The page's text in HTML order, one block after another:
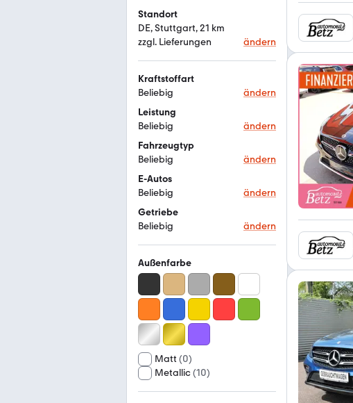
Standort
DE, Stuttgart, 21 km
zzgl. Lieferungen
ändern
Kraftstoffart
Beliebig
ändern
Leistung
Beliebig
ändern
Fahrzeugtyp
Beliebig
ändern
E-Autos
Beliebig
ändern
Getriebe
Beliebig
ändern
Außenfarbe
Matt (0)
Metallic(10)